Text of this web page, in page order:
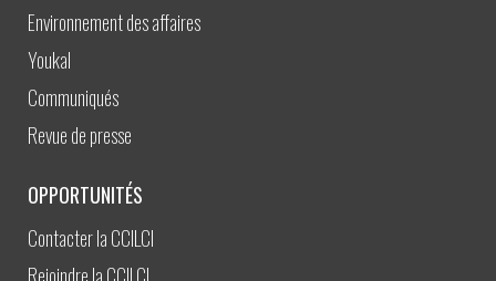
Environnement des affaires
Youkal
Communiqués
Revue de presse
OPPORTUNITÉS
Contacter la CCILCI
Rejoindre la CCILCI